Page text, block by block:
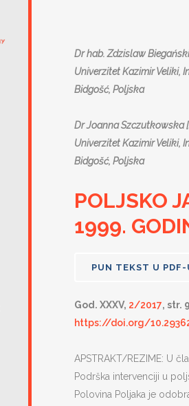
Dr hab. Zdzislaw
Univerzitet Kazimir Veliki,
Bidgošć, Poljska
Dr Joanna Szczutkowska
Univerzitet Kazimir Veliki,
Bidgošć, Poljska
POLJSKO
1999.
PUN TEKST U PDF-
God. XXXV, 2/2017, str.
https://doi.org/
APSTRAKT/REZIME: U
Podrška intervenciji u
Polovina Poljaka je